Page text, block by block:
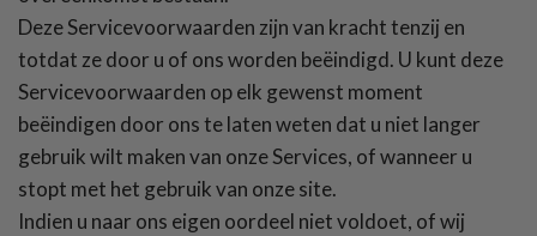
Deze Servicevoorwaarden zijn van kracht tenzij en
totdat ze door u of ons worden beëindigd. U kunt deze
Servicevoorwaarden op elk gewenst moment
beëindigen door ons te laten weten dat u niet langer
gebruik wilt maken van onze Services, of wanneer u
stopt met het gebruik van onze site.
Indien u naar ons eigen oordeel niet voldoet, of wij